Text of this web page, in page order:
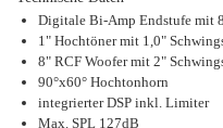
Digitale Bi-Amp Endstufe mit
1" Hochtöner mit 1,0"
8" RCF Woofer mit 2"
90°x60° Hochtonhorn
integrierter DSP inkl. Limiter
Max. SPL 127dB